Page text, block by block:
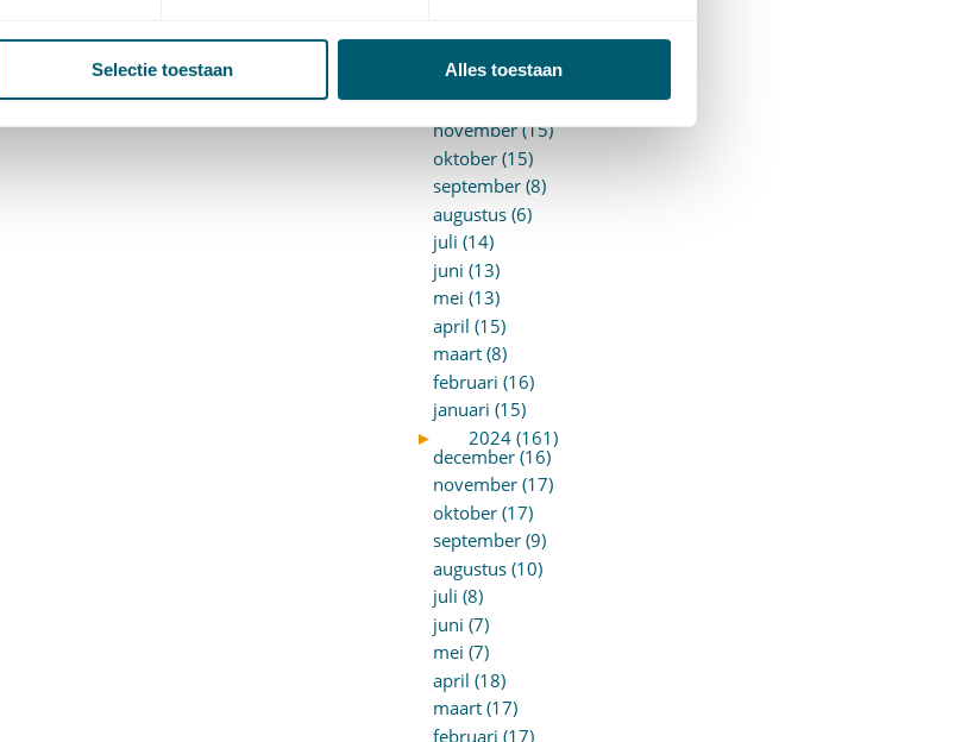
Selectie toestaan Alles toestaan
2025 (153)
december (15)
november (15)
oktober (15)
september (8)
augustus (6)
juli (14)
juni (13)
mei (13)
april (15)
maart (8)
februari (16)
januari (15)
►
2024 (161)
december (16)
november (17)
oktober (17)
september (9)
augustus (10)
juli (8)
juni (7)
mei (7)
april (18)
maart (17)
februari (17)